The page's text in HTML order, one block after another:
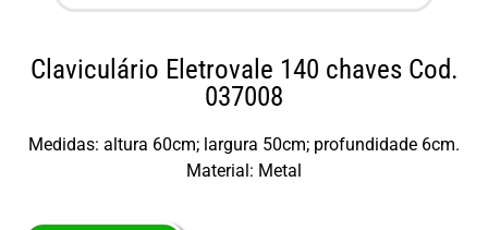
Claviculário Eletrovale 140 chaves Cod.
037008
Medidas: altura 60cm; largura 50cm; profundidade 6cm.
Material: Metal